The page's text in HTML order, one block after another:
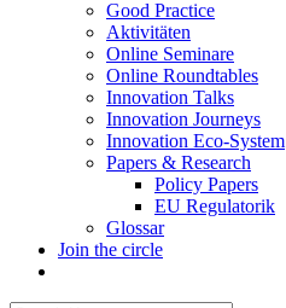
Good Practice
Aktivitäten
Online Seminare
Online Roundtables
Innovation Talks
Innovation Journeys
Innovation Eco-System
Papers & Research
Policy Papers
EU Regulatorik
Glossar
Join the circle